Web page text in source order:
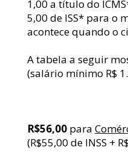
1,00 a título do
5,00 de ISS* para o
acontece quando o
A tabela a seguir
(salário mínimo R$
R$56,00 para
(R$55,00 de INSS +